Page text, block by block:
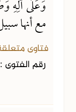
وَعَلَى
مع أنها
فتاوى
رقم الفتوى :